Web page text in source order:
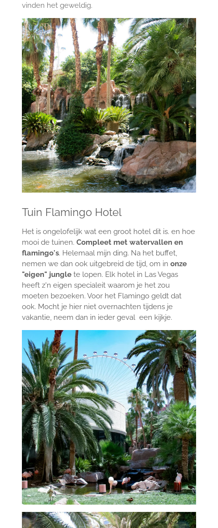
vinden het geweldig.
Tuin Flamingo Hotel
Het is ongelofelijk wat een groot hotel dit is. en hoe
mooi de tuinen. Compleet met watervallen en
flamingo's. Helemaal mijn ding. Na het buffet,
nemen we dan ook uitgebreid de tijd, om in onze
"eigen" junglete lopen. Elk hotel in Las Vegas
heeft z'n eigen specialeit waarom je het zou
moeten bezoeken. Voor het Flamingo geldt dat
ook. Mocht je hier niet overnachten tijdens je
vakantie, neem dan in ieder geval een kijkje.